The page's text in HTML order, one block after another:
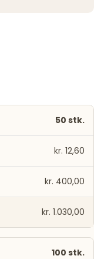
50 stk.
kr. 12,60
kr. 400,00
kr. 1.030,00
100 stk.